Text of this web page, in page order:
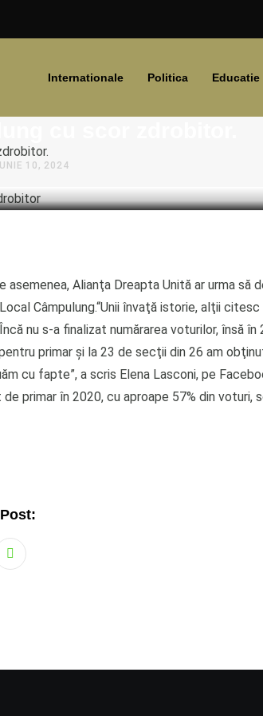
Internationale Politica Educatie
10, 2024
Local Câmpulung.“Unii învaţă istorie, alţii
Încă nu s-a finalizat numărarea voturilor, însă
primar şi la 23 de secţii din 26 am
cu fapte”, a scris Elena Lasconi, pe
de primar în 2020, cu aproape 57% din voturi,
Whatsapp